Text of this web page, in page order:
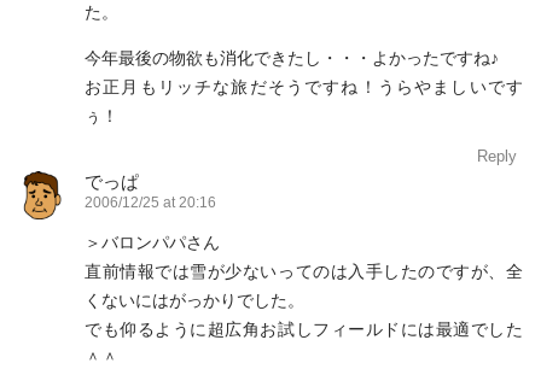
た。
今年最後の物欲も消化できたし・・・よかったですね♪
お正月もリッチな旅だそうですね！うらやましいです
ぅ！
Reply
でっぱ
2006/12/25 at 20:16
＞バロンパパさん
直前情報では雪が少ないってのは入手したのですが、全
くないにはがっかりでした。
でも仰るように超広角お試しフィールドには最適でした
＾＾